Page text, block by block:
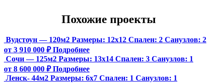
Похожие проекты
Вудстоун — 120м2 Размеры: 12х12 Спален: 2 Санузлов: 2
от 3 910 000 ₽ Подробнее
Сочи — 125м2 Размеры: 13х14 Спален: 3 Санузлов: 1
от 8 600 000 ₽ Подробнее
Ленск- 44м2 Размеры: 6х7 Спален: 1 Санузлов: 1